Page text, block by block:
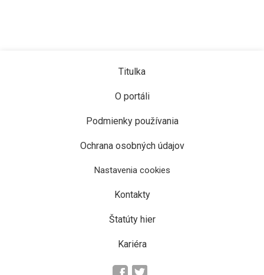
Titulka
O portáli
Podmienky používania
Ochrana osobných údajov
Nastavenia cookies
Kontakty
Štatúty hier
Kariéra